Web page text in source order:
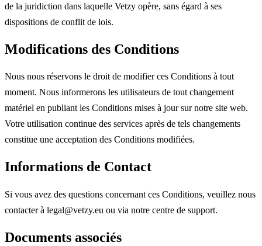
de la juridiction dans laquelle Vetzy opère, sans égard à ses
dispositions de conflit de lois.
Modifications des Conditions
Nous nous réservons le droit de modifier ces Conditions à tout
moment. Nous informerons les utilisateurs de tout changement
matériel en publiant les Conditions mises à jour sur notre site web.
Votre utilisation continue des services après de tels changements
constitue une acceptation des Conditions modifiées.
Informations de Contact
Si vous avez des questions concernant ces Conditions, veuillez nous
contacter à legal@vetzy.eu ou via notre centre de support.
Documents associés